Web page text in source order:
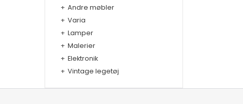
+ Andre møbler
+ Varia
+ Lamper
+ Malerier
+ Elektronik
+ Vintage legetøj